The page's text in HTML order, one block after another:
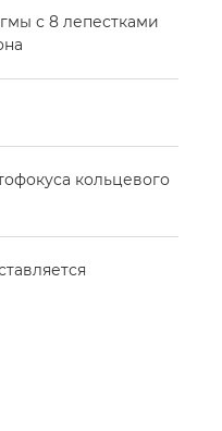
с 8 лепестками
кольцевого